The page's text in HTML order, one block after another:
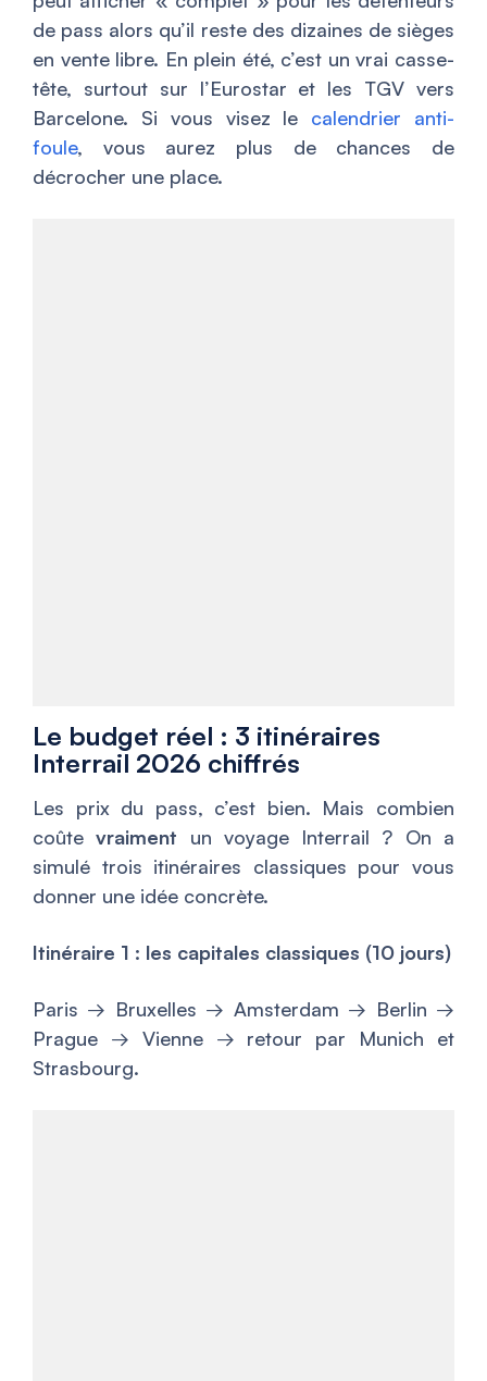
de pass alors qu’il reste des dizaines de sièges
en vente libre. En plein été, c’est un vrai casse-
tête, surtout sur l’Eurostar et les TGV vers
Barcelone. Si vous visez le calendrier anti-
foule, vous aurez plus de chances de
décrocher une place.
Le budget réel : 3 itinéraires
Interrail 2026 chiffrés
Les prix du pass, c’est bien. Mais combien
coûtevraiment un voyage Interrail ? On a
simulé trois itinéraires classiques pour vous
donner une idée concrète.
Itinéraire 1 : les capitales classiques (10 jours)
Paris → Bruxelles → Amsterdam → Berlin →
Prague → Vienne → retour par Munich et
Strasbourg.